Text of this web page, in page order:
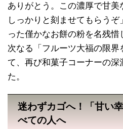
ありがとう。この濃厚で甘美
しっかりと刻ませてもらう
った僅かなお餅の粉を名残惜
次なる「フルーツ大福の限
て、再び和菓子コーナーの深
た。
迷わずカゴへ！「甘い
べての人へ